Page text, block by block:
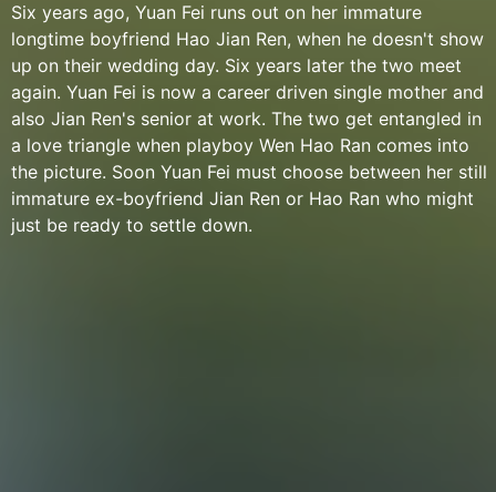
Six years ago, Yuan Fei runs out on her immature
longtime boyfriend Hao Jian Ren, when he doesn't show
up on their wedding day. Six years later the two meet
again. Yuan Fei is now a career driven single mother and
also Jian Ren's senior at work. The two get entangled in
a love triangle when playboy Wen Hao Ran comes into
the picture. Soon Yuan Fei must choose between her still
immature ex-boyfriend Jian Ren or Hao Ran who might
just be ready to settle down.